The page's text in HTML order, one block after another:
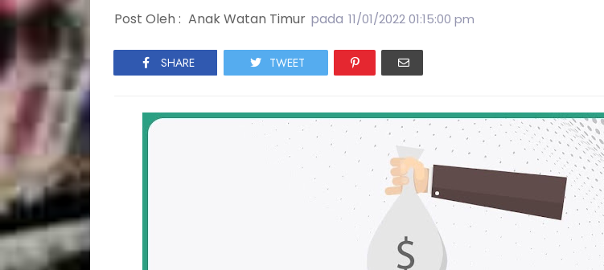
Post Oleh : Anak Watan Timur pada 11/01/2022 01:15:00 pm
SHARE TWEET